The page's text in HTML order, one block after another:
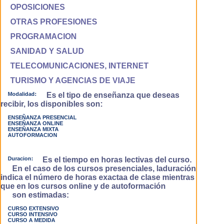
OPOSICIONES
OTRAS PROFESIONES
PROGRAMACION
SANIDAD Y SALUD
TELECOMUNICACIONES, INTERNET
TURISMO Y AGENCIAS DE VIAJE
Modalidad:
Es el tipo de enseñanza que deseas
recibir, los disponibles son:
ENSEÑANZA PRESENCIAL
ENSEÑANZA ONLINE
ENSEÑANZA MIXTA
AUTOFORMACION
Duracion:
Es el tiempo en horas lectivas del curso.
En el caso de los cursos presenciales, laduración
indica el número de horas exactaa de clase mientras
que en los cursos online y de autoformación
son estimadas:
CURSO EXTENSIVO
CURSO INTENSIVO
CURSO A MEDIDA